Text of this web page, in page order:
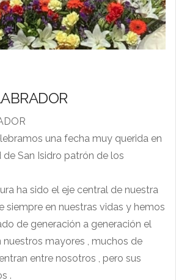
una fecha muy querida en
San Isidro patrón de los
ha sido el eje central de nuestra
siempre en nuestras vidas y hemos
de generación a generación el
nuestros mayores , muchos de
entre nosotros , pero sus
.